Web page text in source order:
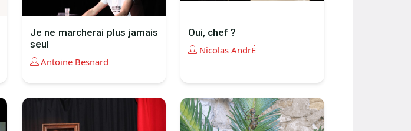
Je ne marcherai plus jamais
seul
Antoine Besnard
Oui, chef ?
Nicolas AndrÉ